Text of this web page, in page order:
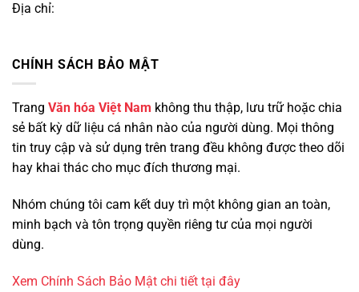
Địa chỉ:
CHÍNH SÁCH BẢO MẬT
Trang Văn hóa Việt Nam không thu thập, lưu trữ hoặc chia
sẻ bất kỳ dữ liệu cá nhân nào của người dùng. Mọi thông
tin truy cập và sử dụng trên trang đều không được theo dõi
hay khai thác cho mục đích thương mại.
Nhóm chúng tôi cam kết duy trì một không gian an toàn,
minh bạch và tôn trọng quyền riêng tư của mọi người
dùng.
Xem Chính Sách Bảo Mật chi tiết tại đây